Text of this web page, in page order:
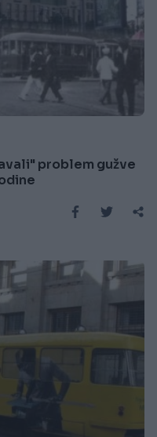
problem gužve